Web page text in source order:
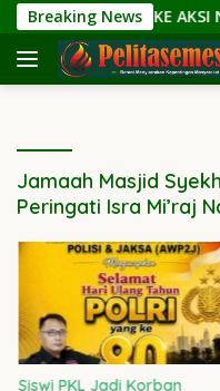
Langsung
ke
konten
Breaking News
NARASI KE AKSI NYATA
Jamaah Masjid
Peringati Isra Mi’raj
Siswi PKL Jadi Korban